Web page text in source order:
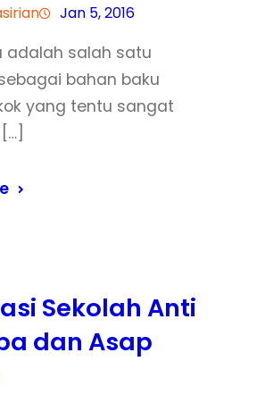
Jan 5, 2016
adalah salah satu
bahan baku
yang tentu sangat
Sekolah Anti
dan Asap